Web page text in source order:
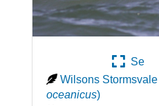
Se
Wilsons Stormsvale
oceanicus)